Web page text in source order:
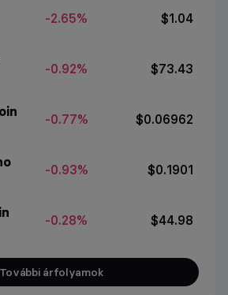
-2.65% $1.04
-0.92% $73.43
-0.77% $0.06962
-0.93% $0.1901
-0.28% $44.98
További árfolyamok